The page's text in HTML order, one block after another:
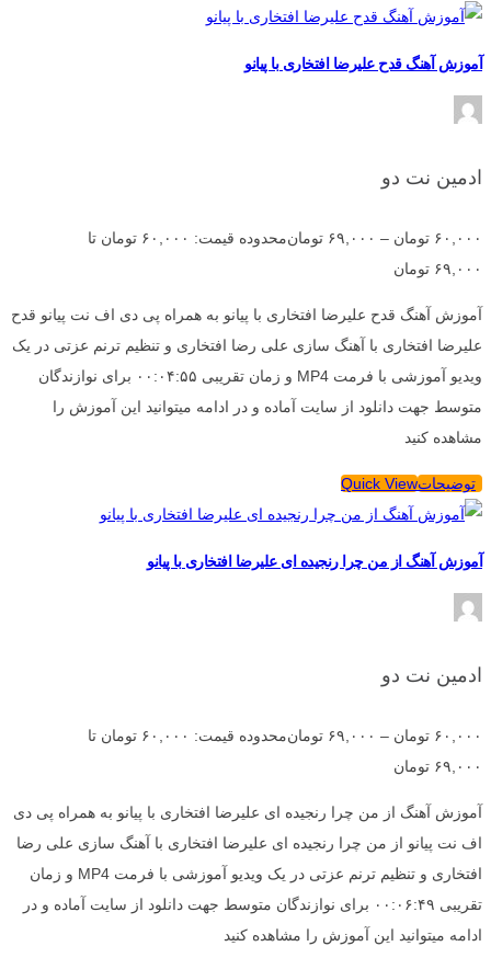
آموزش آهنگ قدح علیرضا افتخاری با پیانو
ادمین نت دو
۶۰,۰۰۰ تومان – ۶۹,۰۰۰ تومان
محدوده قیمت: ۶۰,۰۰۰ تومان تا
۶۹,۰۰۰ تومان
آموزش آهنگ قدح علیرضا افتخاری با پیانو به همراه پی دی اف نت پیانو قدح
علیرضا افتخاری با آهنگ سازی علی رضا افتخاری و تنظیم ترنم عزتی در یک
ویدیو آموزشی با فرمت MP4 و زمان تقریبی ۰۰:۰۴:۵۵ برای نوازندگان
متوسط جهت دانلود از سایت آماده و در ادامه میتوانید این آموزش را
مشاهده کنید
توضیحاتQuick View
آموزش آهنگ از من چرا رنجیده ای علیرضا افتخاری با پیانو
ادمین نت دو
۶۰,۰۰۰ تومان – ۶۹,۰۰۰ تومان
محدوده قیمت: ۶۰,۰۰۰ تومان تا
۶۹,۰۰۰ تومان
آموزش آهنگ از من چرا رنجیده ای علیرضا افتخاری با پیانو به همراه پی دی
اف نت پیانو از من چرا رنجیده ای علیرضا افتخاری با آهنگ سازی علی رضا
افتخاری و تنظیم ترنم عزتی در یک ویدیو آموزشی با فرمت MP4 و زمان
تقریبی ۰۰:۰۶:۴۹ برای نوازندگان متوسط جهت دانلود از سایت آماده و در
ادامه میتوانید این آموزش را مشاهده کنید